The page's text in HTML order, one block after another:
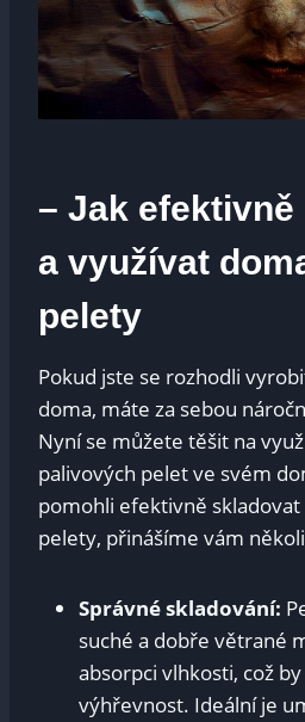
– Jak
a využívat
pelety
Pokud jste se rozhodli
doma, máte za sebou
Nyní se můžete těšit na
palivových pelet ve svém
pomohli efektivně
pelety, přinášíme vám
Správné skladování:
suché a dobře větrané
absorpci vlhkosti, což
výhřevnost. Ideální je